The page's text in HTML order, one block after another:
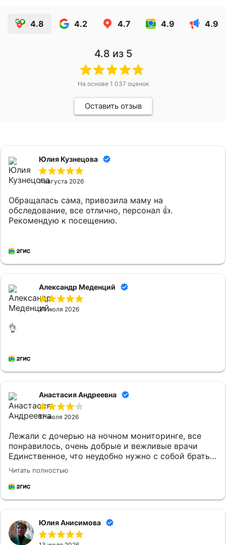
4.8 4.2 4.7 4.9 4.9
4.8 из 5
На основе 1 037 оценок
Оставить отзыв
Юлия Кузнецова
7 августа 2026
Обращалась сама, привозила маму на
обследование, все отлично, персонал 👍.
Рекомендую к посещению.
Александр Меденций
31 июля 2026
👌
Анастасия Андреевна
17 июля 2026
Лежали с дочерью на ночном мониторинге, все
понравилось, очень добрые и вежливые врачи
Единственное, что неудобно нужно с собой брать
постельное белье и маленькому ребенку
кипяченую воду
Читать полностью
Юлия Анисимова